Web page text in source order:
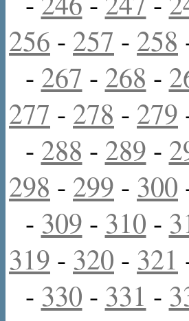
256 - 257 - 258
- 267 - 268 -
277 - 278 - 279
- 288 - 289 -
298 - 299 - 300
- 309 - 310 -
319 - 320 - 321
- 330 - 331 -